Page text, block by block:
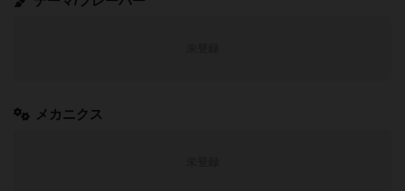
メカニクス